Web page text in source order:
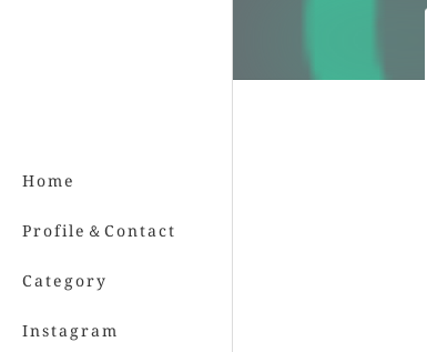
Home
Profile＆Contact
Category
Instagram